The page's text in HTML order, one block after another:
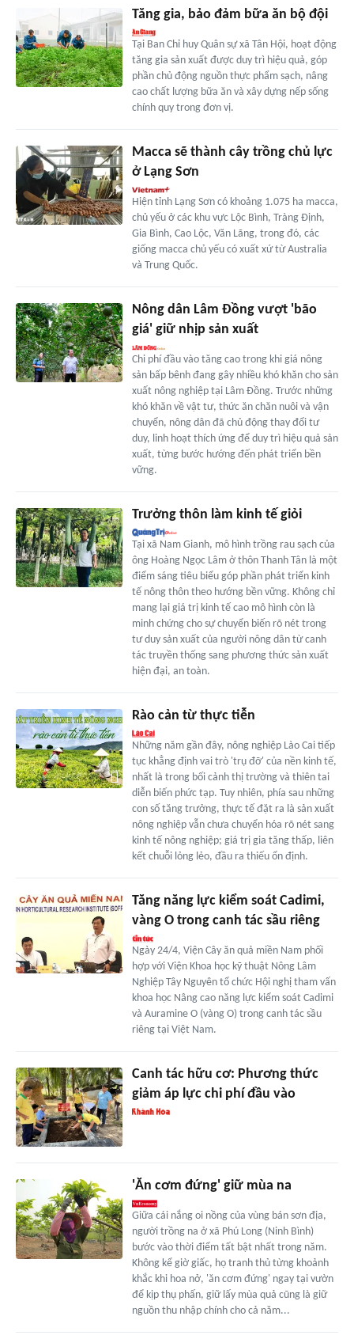
Tăng gia, bảo đảm bữa ăn bộ đội
Tại Ban Chỉ huy Quân sự xã Tân Hội, hoạt động
tăng gia sản xuất được duy trì hiệu quả, góp
phần chủ động nguồn thực phẩm sạch, nâng
cao chất lượng bữa ăn và xây dựng nếp sống
chính quy trong đơn vị.
Macca sẽ thành cây trồng chủ lực
ở Lạng Sơn
Hiện tỉnh Lạng Sơn có khoảng 1.075 ha macca,
chủ yếu ở các khu vực Lộc Bình, Tràng Định,
Gia Bình, Cao Lộc, Văn Lãng, trong đó, các
giống macca chủ yếu có xuất xứ từ Australia
và Trung Quốc.
Nông dân Lâm Đồng vượt 'bão
giá' giữ nhịp sản xuất
Chi phí đầu vào tăng cao trong khi giá nông
sản bấp bênh đang gây nhiều khó khăn cho sản
xuất nông nghiệp tại Lâm Đồng. Trước những
khó khăn về vật tư, thức ăn chăn nuôi và vận
chuyển, nông dân đã chủ động thay đổi tư
duy, linh hoạt thích ứng để duy trì hiệu quả sản
xuất, từng bước hướng đến phát triển bền
vững.
Trưởng thôn làm kinh tế giỏi
Tại xã Nam Gianh, mô hình trồng rau sạch của
ông Hoàng Ngọc Lâm ở thôn Thanh Tân là một
điểm sáng tiêu biểu góp phần phát triển kinh
tế nông thôn theo hướng bền vững. Không chỉ
mang lại giá trị kinh tế cao mô hình còn là
minh chứng cho sự chuyển biến rõ nét trong
tư duy sản xuất của người nông dân từ canh
tác truyền thống sang phương thức sản xuất
hiện đại, an toàn.
Rào cản từ thực tiễn
Những năm gần đây, nông nghiệp Lào Cai tiếp
tục khẳng định vai trò 'trụ đỡ' của nền kinh tế,
nhất là trong bối cảnh thị trường và thiên tai
diễn biến phức tạp. Tuy nhiên, phía sau những
con số tăng trưởng, thực tế đặt ra là sản xuất
nông nghiệp vẫn chưa chuyển hóa rõ nét sang
kinh tế nông nghiệp; giá trị gia tăng thấp, liên
kết chuỗi lỏng lẻo, đầu ra thiếu ổn định.
Tăng năng lực kiểm soát Cadimi,
vàng O trong canh tác sầu riêng
Ngày 24/4, Viện Cây ăn quả miền Nam phối
hợp với Viện Khoa học kỹ thuật Nông Lâm
Nghiệp Tây Nguyên tổ chức Hội nghị tham vấn
khoa học Nâng cao năng lực kiểm soát Cadimi
và Auramine O (vàng O) trong canh tác sầu
riêng tại Việt Nam.
Canh tác hữu cơ: Phương thức
giảm áp lực chi phí đầu vào
'Ăn cơm đứng' giữ mùa na
Giữa cái nắng oi nồng của vùng bán sơn địa,
người trồng na ở xã Phú Long (Ninh Bình)
bước vào thời điểm tất bật nhất trong năm.
Không kể giờ giấc, họ tranh thủ từng khoảnh
khắc khi hoa nở, 'ăn cơm đứng' ngay tại vườn
để kịp thụ phấn, giữ lấy mùa quả cũng là giữ
nguồn thu nhập chính cho cả năm...